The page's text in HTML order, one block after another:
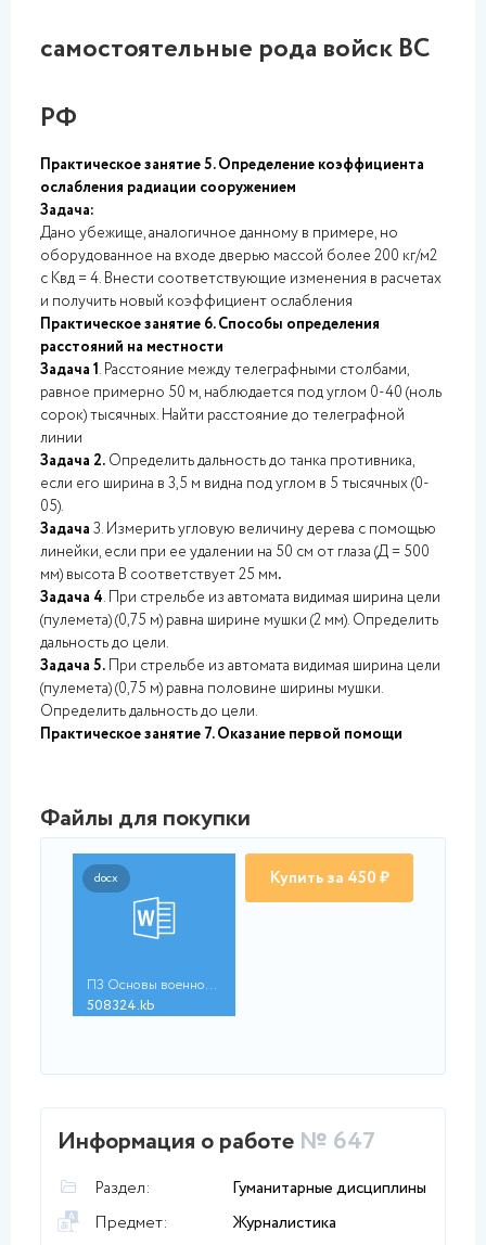
самостоятельные рода войск ВС
РФ
Практическое занятие 5. Определение коэффициента
ослабления радиации сооружением
Задача:
Дано убежище, аналогичное данному в примере, но
оборудованное на входе дверью массой более 200 кг/м2
с Kвд = 4. Внести соответствующие изменения в расчетах
и получить новый коэффициент ослабления
Практическое занятие 6. Способы определения
расстояний на местности
Задача 1. Расстояние между телеграфными столбами,
равное примерно 50 м, наблюдается под углом 0-40 (ноль
сорок) тысячных. Найти расстояние до телеграфной
линии
Задача 2. Определить дальность до танка противника,
если его ширина в 3,5 м видна под углом в 5 тысячных (0-
05).
Задача 3. Измерить угловую величину дерева с помощью
линейки, если при ее удалении на 50 см от глаза (Д = 500
мм) высота В соответствует 25 мм.
Задача 4. При стрельбе из автомата видимая ширина цели
(пулемета) (0,75 м) равна ширине мушки (2 мм). Определить
дальность до цели.
Задача 5. При стрельбе из автомата видимая ширина цели
(пулемета) (0,75 м) равна половине ширины мушки.
Определить дальность до цели.
Практическое занятие 7. Оказание первой помощи
Файлы для покупки
docx
ПЗ Основы военной по...
508324.kb
Купить за 450 ₽
Информация о работе № 647
Раздел:
Гуманитарные дисциплины
Предмет:
Журналистика